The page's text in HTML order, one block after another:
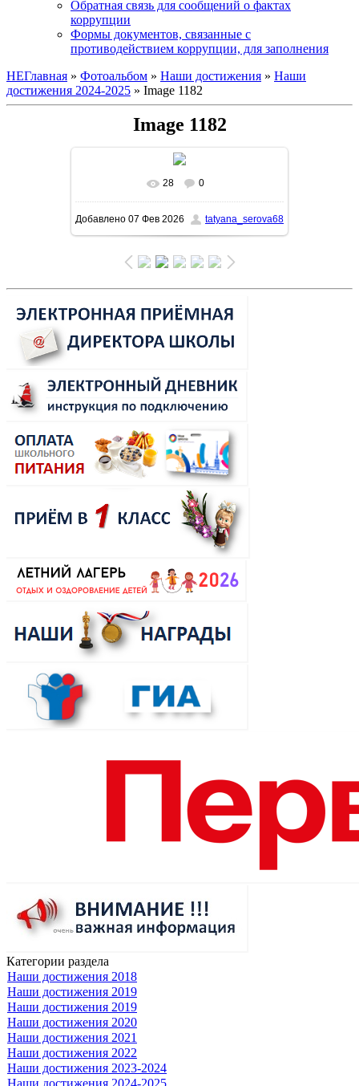
Обратная связь для сообщений о фактах
коррупции
Формы документов, связанные с
противодействием коррупции, для заполнения
НЕГлавная » Фотоальбом » Наши достижения » Наши
достижения 2024-2025 » Image 1182
Image 1182
В реальном размере
232.8Kb
28 0
Добавлено 07 Фев 2026 tatyana_serova68
Категории раздела
Наши достижения 2018
Наши достижения 2019
Наши достижения 2019
Наши достижения 2020
Наши достижения 2021
Наши достижения 2022
Наши достижения 2023-2024
Наши достижения 2024-2025